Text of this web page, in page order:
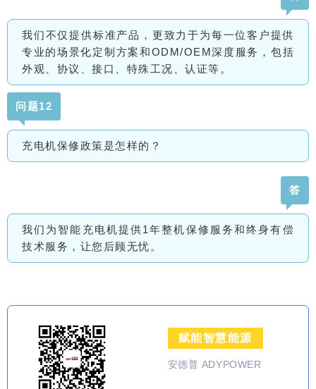
我们不仅提供标准产品，更致力于为每一位客户提供
专业的场景化定制方案和ODM/OEM深度服务，包括
外观、协议、接口、特殊工况、认证等。
问题12
充电机保修政策是怎样的？
答
我们为智能充电机提供1年整机保修服务和终身有偿
技术服务，让您后顾无忧。
赋能智慧能源
安德普 ADYPOWER